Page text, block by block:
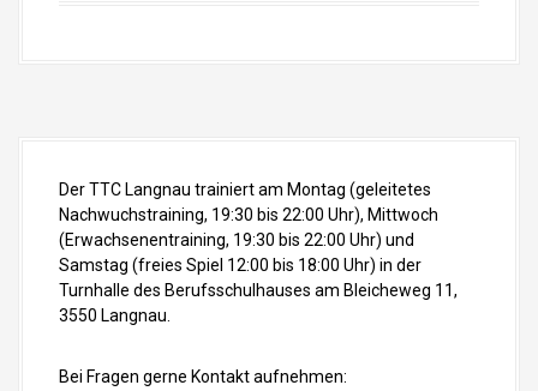
Der TTC Langnau trainiert am Montag (geleitetes
Nachwuchstraining, 19:30 bis 22:00 Uhr), Mittwoch
(Erwachsenentraining, 19:30 bis 22:00 Uhr) und
Samstag (freies Spiel 12:00 bis 18:00 Uhr) in der
Turnhalle des Berufsschulhauses am Bleicheweg 11,
3550 Langnau.
Bei Fragen gerne Kontakt aufnehmen: